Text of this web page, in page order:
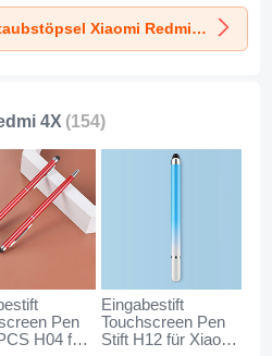
Redmi
Xiaomi Redmi 4X
Silber
Mehr Staubstecker, Staubstöpsel Xiaomi Redmi 4X
4X (154)
Pen
H04 für
Eingabestift
Touchscreen Pen
Stift H12 für Xiaomi